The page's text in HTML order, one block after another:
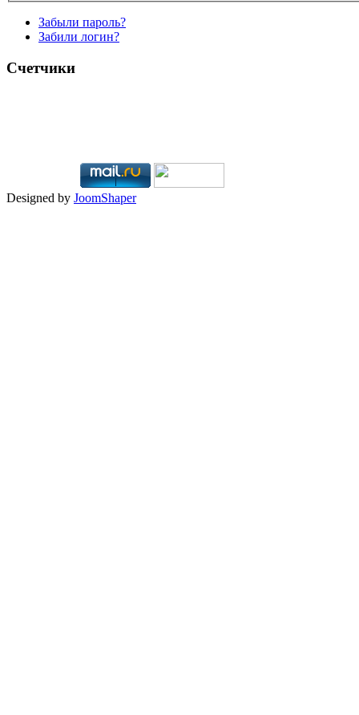
Забыли пароль?
Забили логин?
Счетчики
Designed by JoomShaper